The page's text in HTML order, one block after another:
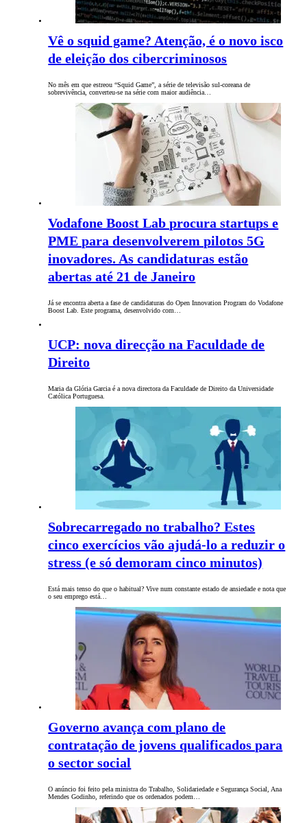
Vê o squid game? Atenção, é o novo isco
de eleição dos cibercriminosos
No mês em que estreou “Squid Game”, a série de televisão sul-coreana de
sobrevivência, converteu-se na série com maior audiência…
Vodafone Boost Lab procura startups e
PME para desenvolverem pilotos 5G
inovadores. As candidaturas estão
abertas até 21 de Janeiro
Já se encontra aberta a fase de candidaturas do Open Innovation Program do Vodafone
Boost Lab. Este programa, desenvolvido com…
UCP: nova direcção na Faculdade de
Direito
Maria da Glória Garcia é a nova directora da Faculdade de Direito da Universidade
Católica Portuguesa.
Sobrecarregado no trabalho? Estes
cinco exercícios vão ajudá-lo a reduzir o
stress (e só demoram cinco minutos)
Está mais tenso do que o habitual? Vive num constante estado de ansiedade e nota que
o seu emprego está…
Governo avança com plano de
contratação de jovens qualificados para
o sector social
O anúncio foi feito pela ministra do Trabalho, Solidariedade e Segurança Social, Ana
Mendes Godinho, referindo que os ordenados podem…